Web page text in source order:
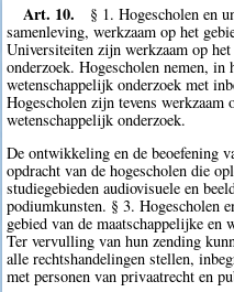
Art. 10.
§ 1. Hogescholen en
samenleving, werkzaam op het
Universiteiten zijn werkzaam op
onderzoek. Hogescholen nemen, in
wetenschappelijk onderzoek met
Hogescholen zijn tevens
wetenschappelijk onderzoek.
De ontwikkeling en de beoefening
opdracht van de hogescholen die
studiegebieden audiovisuele en
podiumkunsten. § 3. Hogescholen
gebied van de maatschappelijke en
Ter vervulling van hun zending
alle rechtshandelingen stellen,
met personen van privaatrecht en